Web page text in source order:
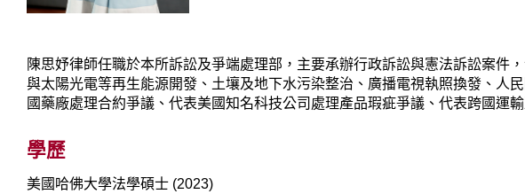
陳思妤律師任職於本所訴訟及爭端處理部，主要承辦行政訴訟與憲法訴訟案
與太陽光電等再生能源開發、土壤及地下水污染整治、廣播電視執照換發、人
國藥廠處理合約爭議、代表美國知名科技公司處理產品瑕疵爭議、代表跨國運
學歷
美國哈佛大學法學碩士 (2023)